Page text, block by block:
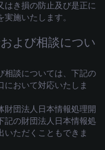
はき損の防止及び是正に
施いたします。
よび相談につい
相談については、下記の
において対応いたしま
財団法人日本情報処理開
記の財団法人日本情報処
いただくこともできま